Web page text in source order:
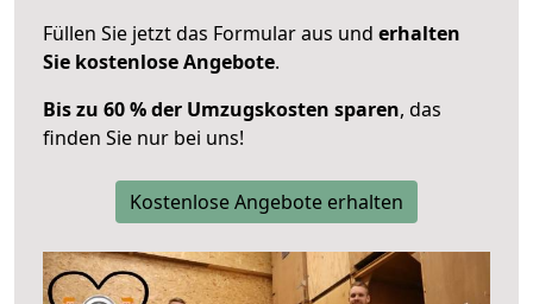
Füllen Sie jetzt das Formular aus und erhalten
Sie kostenlose Angebote.
Bis zu 60 % der Umzugskosten sparen, das
finden Sie nur bei uns!
Kostenlose Angebote erhalten